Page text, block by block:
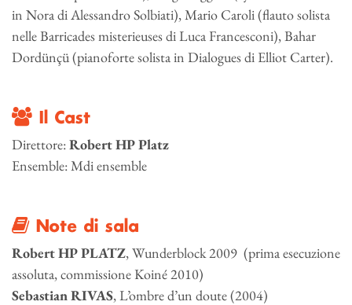
in Nora di Alessandro Solbiati), Mario Caroli (flauto solista
nelle Barricades misterieuses di Luca Francesconi), Bahar
Dordünçü (pianoforte solista in Dialogues di Elliot Carter).
Il Cast
Direttore:Robert HP Platz
Ensemble: Mdi ensemble
Note di sala
Robert HP PLATZ, Wunderblock 2009 (prima esecuzione
assoluta, commissione Koiné 2010)
Sebastian RIVAS, L’ombre d’un doute (2004)